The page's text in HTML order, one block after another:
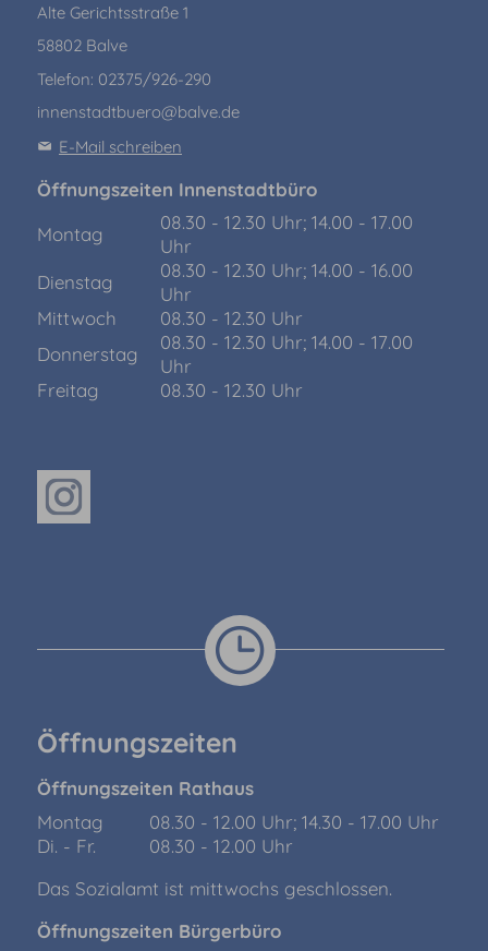
Alte Gerichtsstraße 1
58802 Balve
Telefon: 02375/926-290
innenstadtbuero@balve.de
E-Mail schreiben
Öffnungszeiten Innenstadtbüro
Montag
08.30 - 12.30 Uhr; 14.00 - 17.00
Uhr
Dienstag
08.30 - 12.30 Uhr; 14.00 - 16.00
Uhr
Mittwoch
08.30 - 12.30 Uhr
Donnerstag
08.30 - 12.30 Uhr; 14.00 - 17.00
Uhr
Freitag
08.30 - 12.30 Uhr
Öffnungszeiten
Öffnungszeiten Rathaus
Montag
08.30 - 12.00 Uhr; 14.30 - 17.00 Uhr
Di. - Fr.
08.30 - 12.00 Uhr
Das Sozialamt ist mittwochs geschlossen.
Öffnungszeiten Bürgerbüro